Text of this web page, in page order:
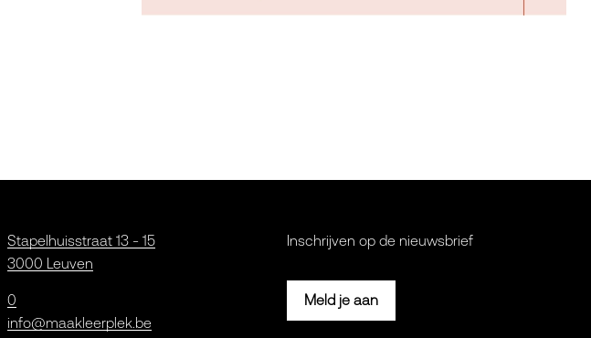
Stapelhuisstraat 13 - 15
3000 Leuven
0
info@maakleerplek.be
Inschrijven op de nieuwsbrief
Meld je aan